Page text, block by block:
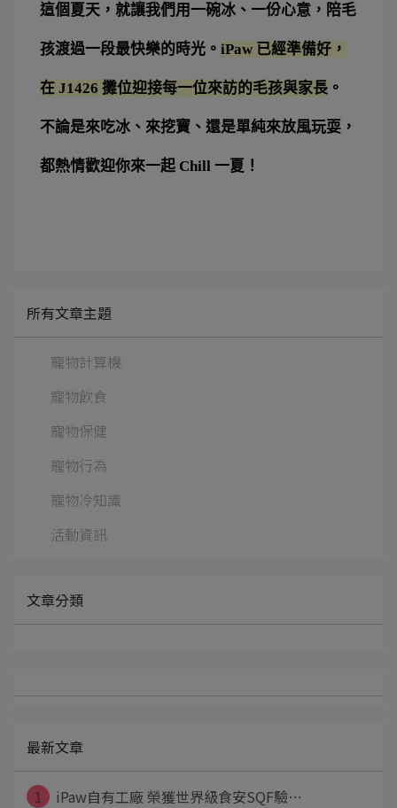
這個夏天，就讓我們用一碗冰、一份心意，陪毛
孩渡過一段最快樂的時光。 iPaw 已經準備好，
在 J1426 攤位迎接每一位來訪的毛孩與家長 。
不論是來吃冰、來挖寶、還是單純來放風玩耍，
都熱情歡迎你來一起 Chill 一夏！
所有文章主題
寵物計算機
寵物飲食
寵物保健
寵物行為
寵物冷知識
活動資訊
文章分類
最新文章
1
iPaw自有工廠 榮獲世界級食安SQF驗⋯